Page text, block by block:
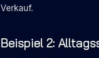
Verkauf.
Beispiel 2: